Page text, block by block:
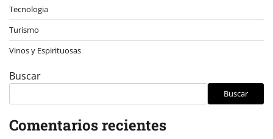
Tecnologia
Turismo
Vinos y Espirituosas
Buscar
Buscar
Comentarios recientes